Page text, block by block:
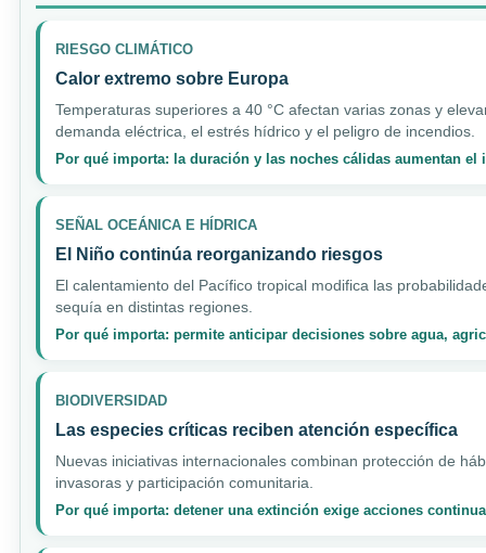
RIESGO CLIMÁTICO
Calor extremo sobre Europa
Temperaturas superiores a 40 °C afectan varias zonas y
demanda eléctrica, el estrés hídrico y el peligro de incendios.
Por qué importa: la duración y las noches cálidas aumentan el
SEÑAL OCEÁNICA E HÍDRICA
El Niño continúa reorganizando riesgos
El calentamiento del Pacífico tropical modifica las
sequía en distintas regiones.
Por qué importa: permite anticipar decisiones sobre agua,
BIODIVERSIDAD
Las especies críticas reciben atención específica
Nuevas iniciativas internacionales combinan protección de
invasoras y participación comunitaria.
Por qué importa: detener una extinción exige acciones